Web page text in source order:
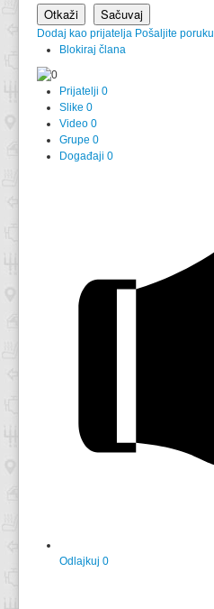
Dodaj kao prijatelja Pošaljite poruku
Blokiraj člana
Prijatelji 0
Slike 0
Video 0
Grupe 0
Događaji 0
Odlajkuj 0